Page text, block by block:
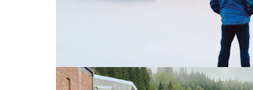
Om NTE Prosjekter 2. feb. 2026